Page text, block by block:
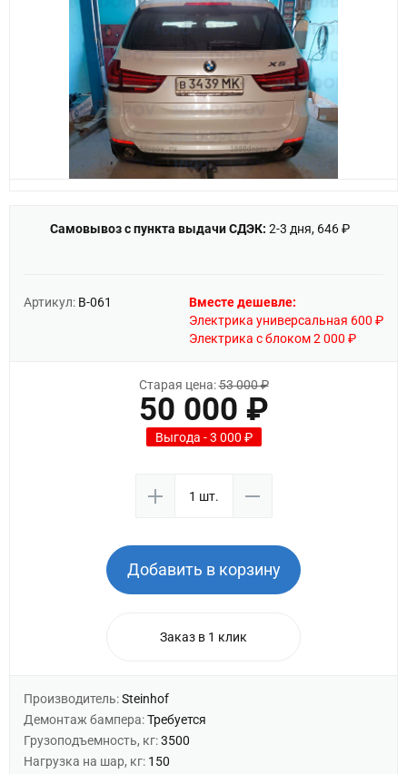
Самовывоз с пункта выдачи СДЭК: 2-3 дня, 646 ₽
Артикул: B-061
Вместе дешевле:
Электрика универсальная 600 ₽
Электрика с блоком 2 000 ₽
Старая цена:53 000 ₽
50 000 ₽
Выгода - 3 000 ₽
Добавить в корзину
Заказ в 1 клик
Производитель:Steinhof
Демонтаж бампера:Требуется
Грузоподъемность, кг:3500
Нагрузка на шар, кг: 150